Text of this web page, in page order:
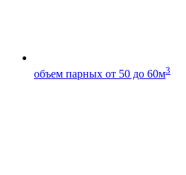
объем парных от 50 до 60м3